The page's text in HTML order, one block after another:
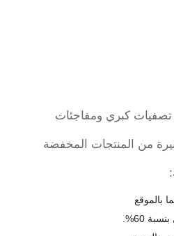
من المنتجات المخفضة
بالموقع